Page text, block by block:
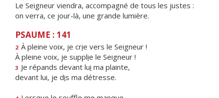
Le Seigneur viendra, accompagné de tous les justes :
on verra, ce jour-là, une grande lumière.
PSAUME : 141
2 À pleine voix, je crie vers le Seigneur !
À pleine voix, je supplie le Seigneur !
3 Je répands devant lui ma plainte,
devant lui, je dis ma détresse.